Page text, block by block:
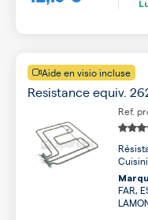
Aide en visio incluse
Resistance equiv.
Ref.
FAR,